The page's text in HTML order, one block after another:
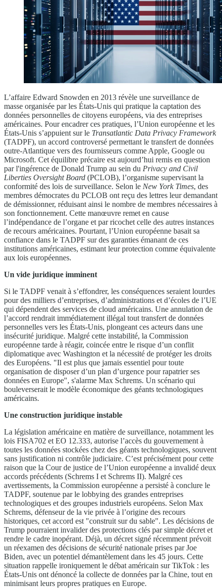
L’affaire Edward Snowden en 2013 révèle une surveillance de
masse organisée par les États-Unis qui pratique la captation des
données personnelles de citoyens européens, via des entreprises
américaines. Pour encadrer ces pratiques, l’Union européenne et les
États-Unis s’appuient sur le Transatlantic Data Privacy Framework
(TADPF), un accord controversé permettant le transfert de données
outre-Atlantique vers des fournisseurs comme Apple, Google ou
Microsoft. Cet équilibre précaire est aujourd’hui remis en question
par l'ingérence de Donald Trump au sein du Privacy and Civil
Liberties Oversight Board (PCLOB), l’organisme supervisant la
conformité des lois de surveillance. Selon le New York Times, des
membres démocrates du PCLOB ont reçu des lettres leur demandant
de démissionner, réduisant ainsi le nombre de membres nécessaires à
son fonctionnement. Cette manœuvre remet en cause
l’indépendance de l’organe et par ricochet celle des autres instances
de recours américaines. Pourtant, l’Union européenne basait sa
confiance dans le TADPF sur des garanties émanant de ces
institutions américaines, estimant leur protection comme équivalente
aux lois européennes.
Un vide juridique imminent
Si le TADPF venait à s’effondrer, les conséquences seraient lourdes
pour des milliers d’entreprises, d’administrations et d’écoles de l’UE
qui dépendent des services de cloud américains. Une annulation de
l’accord rendrait immédiatement illégal tout transfert de données
personnelles vers les États-Unis, plongeant ces acteurs dans une
insécurité juridique. Malgré cette instabilité, la Commission
européenne tarde à réagir, coincée entre le risque d’un conflit
diplomatique avec Washington et la nécessité de protéger les droits
des Européens. "Il est plus que jamais essentiel pour toute
organisation de disposer d’un plan d’urgence pour rapatrier ses
données en Europe", s'alarme Max Schrems. Un scénario qui
bouleverserait le modèle économique des géants technologiques
américains.
Une construction juridique instable
La législation américaine en matière de surveillance, notamment les
lois FISA702 et EO 12.333, autorise l’accès du gouvernement à
toutes les données stockées chez des géants technologiques, souvent
sans justification ni contrôle judiciaire. C’est précisément pour cette
raison que la Cour de justice de l’Union européenne a invalidé deux
accords précédents (Schrems I et Schrems II). Malgré ces
avertissements, la Commission européenne a persisté à conclure le
TADPF, soutenue par le lobbying des grandes entreprises
technologiques et des groupes industriels européens. Selon Max
Schrems, défenseur de la vie privée à l’origine des recours
historiques, cet accord est "construit sur du sable". Les décisions de
Trump pourraient invalider des protections clés par simple décret et
rendre le cadre inopérant. Déjà, un décret signé récemment prévoit
un réexamen des décisions de sécurité nationale prises par Joe
Biden, avec un potentiel démantèlement dans les 45 jours. Cette
situation rappelle ironiquement le débat américain sur TikTok : les
États-Unis ont dénoncé la collecte de données par la Chine, tout en
minimisant leurs propres pratiques en Europe.